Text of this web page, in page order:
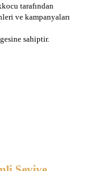
tarafından
ve kampanyaları
sahiptir.